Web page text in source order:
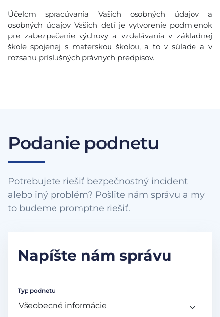
Účelom spracúvania Vašich osobných údajov a
osobných údajov Vašich detí je vytvorenie podmienok
pre zabezpečenie výchovy a vzdelávania v základnej
škole spojenej s materskou školou, a to v súlade a v
rozsahu príslušných právnych predpisov.
Podanie podnetu
Potrebujete riešiť bezpečnostný incident
alebo iný problém? Pošlite nám správu a my
to budeme promptne riešiť.
Napíšte nám správu
Typ podnetu